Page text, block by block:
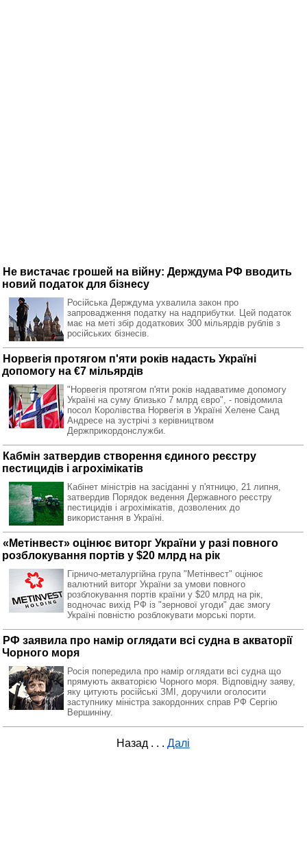
Не вистачає грошей на війну: Держдума РФ вводить
новий податок для бізнесу
Російська Держдума ухвалила закон про
запровадження податку на надприбутки. Цей податок
має на меті збір додаткових 300 мільярдів рублів з
російських бізнесів.
Норвегія протягом п'яти років надасть Україні
допомогу на €7 мільярдів
"Норвегія протягом п'яти років надаватиме допомогу
Україні на суму близько 7 млрд євро", - повідомила
посол Королівства Норвегія в Україні Хелене Санд
Андресе на зустрічі з керівництвом
Держприкордонслужби.
Кабмін затвердив створення єдиного реєстру
пестицидів і агрохімікатів
Кабінет міністрів на засіданні у п'ятницю, 21 липня,
затвердив Порядок ведення Державного реєстру
пестицидів і агрохімікатів, дозволених до
використання в Україні.
«Метінвест» оцінює виторг України у разі повного
розблокування портів у $20 млрд на рік
Гірничо-металургійна група "Метінвест" оцінює
валютний виторг України за умови повного
розблокування портів країни у $20 млрд на рік,
водночас вихід РФ із "зернової угоди" дає змогу
Україні повністю розблокувати морські порти.
РФ заявила про намір оглядати всі судна в акваторії
Чорного моря
Росія попередила про намір оглядати всі судна що
прямують акваторією Чорного моря. Відповідну заяву,
яку цитують російські ЗМІ, доручили оголосити
заступнику міністра закордонних справ РФ Сергію
Вершиніну.
Назад . . . Далі